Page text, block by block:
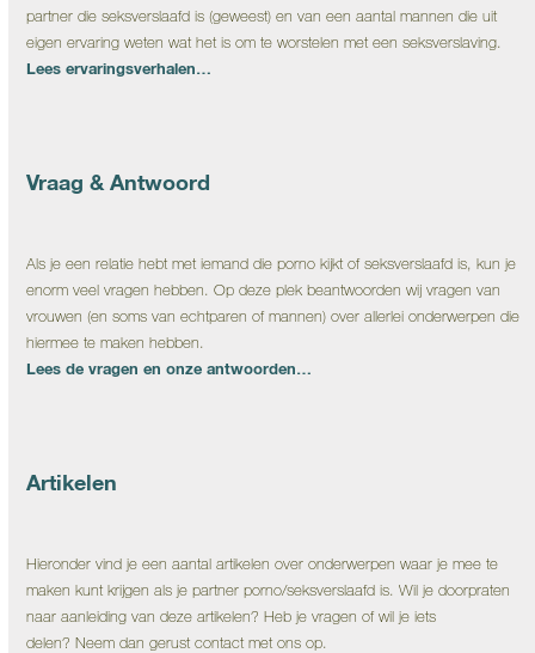
partner die seksverslaafd is (geweest) en van een aantal mannen die uit
eigen ervaring weten wat het is om te worstelen met een seksverslaving.
Lees ervaringsverhalen…
Vraag & Antwoord
Als je een relatie hebt met iemand die porno kijkt of seksverslaafd is, kun je
enorm veel vragen hebben. Op deze plek beantwoorden wij vragen van
vrouwen (en soms van echtparen of mannen) over allerlei onderwerpen die
hiermee te maken hebben.
Lees de vragen en onze antwoorden…
Artikelen
Hieronder vind je een aantal artikelen over onderwerpen waar je mee te
maken kunt krijgen als je partner porno/seksverslaafd is. Wil je doorpraten
naar aanleiding van deze artikelen? Heb je vragen of wil je iets
delen? Neem dan gerust contact met ons op.